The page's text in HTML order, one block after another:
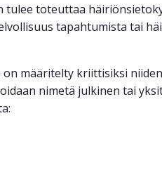
toteuttaa
tapahtumista tai
määritelty kriittisiksi
nimetä julkinen tai